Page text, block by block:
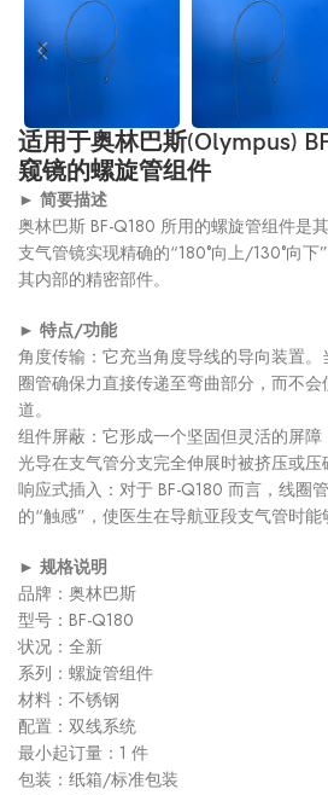
适用于奥林巴斯(Olympus)
窥镜的螺旋管组件
►简要描述
奥林巴斯 BF-Q180 所用的螺旋管组件是
支气管镜实现精确的“180°向上/130°向
其内部的精密部件。
► 特点/功能
角度传输：它充当角度导线的导向装置
圈管确保力直接传递至弯曲部分，而不
道。
组件屏蔽：它形成一个坚固但灵活的屏
光导在支气管分支完全伸展时被挤压或压
响应式插入：对于 BF-Q180 而言，线圈
的“触感”，使医生在导航亚段支气管时能
►规格说明
品牌：奥林巴斯
型号：BF-Q180
状况：全新
系列：螺旋管组件
材料：不锈钢
配置：双线系统
最小起订量：1 件
包装：纸箱/标准包装